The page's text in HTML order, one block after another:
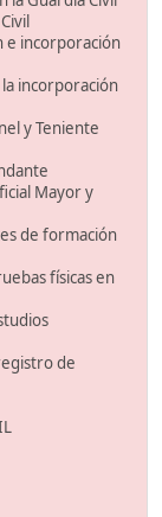
e incorporación
incorporación
y Teniente
Mayor y
de formación
físicas en
de